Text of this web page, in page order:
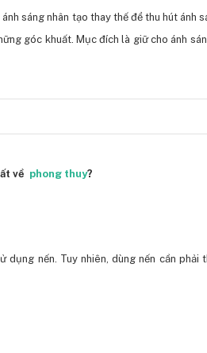
sáng nhân tạo thay thế để thu hút ánh
góc khuất. Mục đích là giữ cho ánh
về phong thuy?
dụng nến. Tuy nhiên, dùng nến cần phải